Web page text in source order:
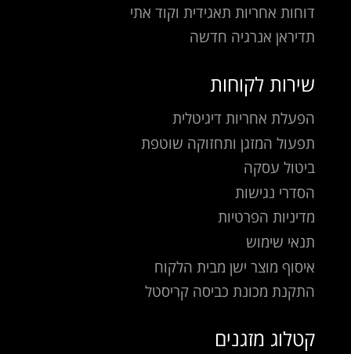
דוחות אחריות תאגידית וקוד אתי
תדיראן אנרגיה חדשה
שירות לקוחות
הפעלת אחריות דיגיטלית
תפעול המזגן ותחזוקה שוטפת
ביטול עסקה
הסדרי נגישות
מדיניות הפרטיות
תנאי שימוש
איסוף מוצר ישן מבית הלקוח
התקנת מכונת כביסה קריסטל
קטלוג מזגנים